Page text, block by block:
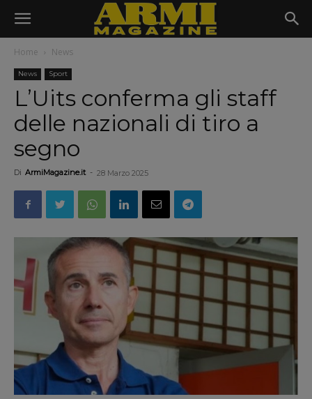
Home News
News Sport
L’Uits conferma gli staff
delle nazionali di tiro a
segno
Di ArmiMagazine.it - 28 Marzo 2025